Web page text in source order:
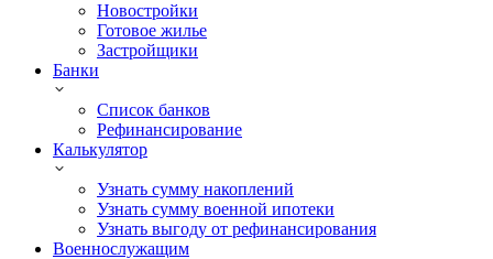
Новостройки
Готовое жилье
Застройщики
Банки
Список банков
Рефинансирование
Калькулятор
Узнать сумму накоплений
Узнать сумму военной ипотеки
Узнать выгоду от рефинансирования
Военнослужащим